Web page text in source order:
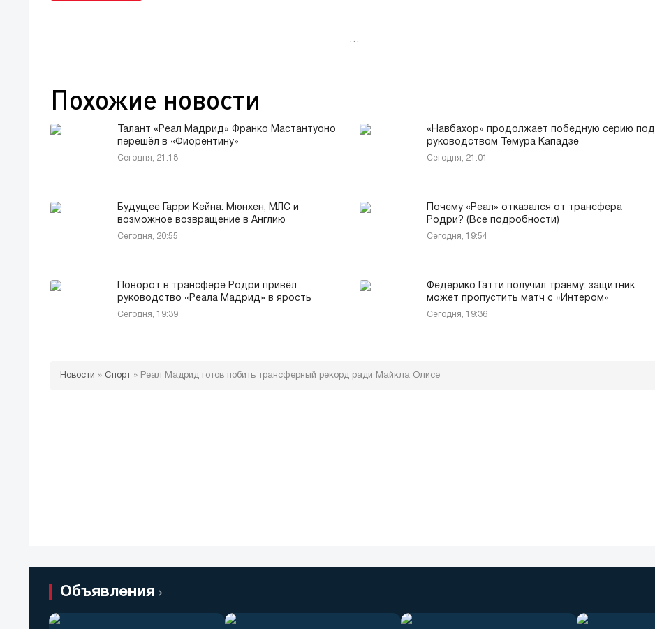
…
Похожие новости
Талант «Реал Мадрид» Франко Мастантуоно
перешёл в «Фиорентину»
Сегодня, 21:18
«Навбахор» продолжает победную серию под
руководством Темура Кападзе
Сегодня, 21:01
Будущее Гарри Кейна: Мюнхен, МЛС и
возможное возвращение в Англию
Сегодня, 20:55
Почему «Реал» отказался от трансфера
Родри? (Все подробности)
Сегодня, 19:54
Поворот в трансфере Родри привёл
руководство «Реала Мадрид» в ярость
Сегодня, 19:39
Федерико Гатти получил травму: защитник
может пропустить матч с «Интером»
Сегодня, 19:36
Новости » Спорт» Реал Мадрид готов побить трансферный рекорд ради Майкла Олисе
Объявления